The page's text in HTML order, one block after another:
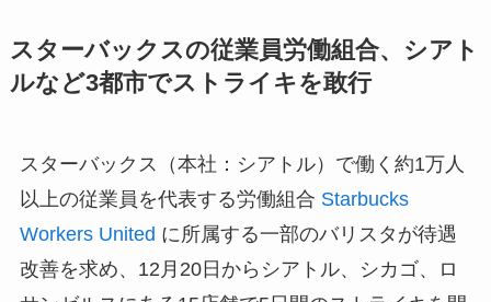
スターバックスの従業員労働組合、シアト
ルなど3都市でストライキを敢行
スターバックス（本社：シアトル）で働く約1万人
以上の従業員を代表する労働組合 Starbucks
Workers United に所属する一部のバリスタが待遇
改善を求め、12月20日からシアトル、シカゴ、ロ